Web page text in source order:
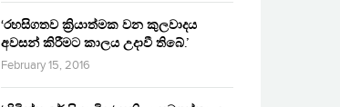
‘රහසිගතව ක්‍රියාත්මක වන කුලවාදය
අවසන් කිරීමට කාලය උදාවී තිබේ.’
February 15, 2016